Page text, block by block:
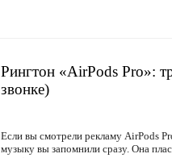
Рингтон «AirPods Pro»:
звонке)
Если вы смотрели рекламу AirPods
музыку вы запомнили сразу. Она